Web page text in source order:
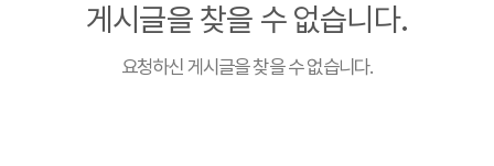
게시글을 찾을 수 없습니다.
요청하신 게시글을 찾을 수 없습니다.